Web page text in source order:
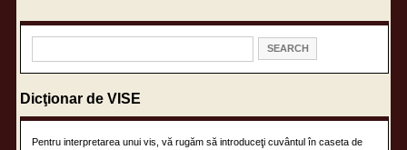
Dicţionar de VISE
Pentru interpretarea unui vis, vă rugăm să introduceţi cuvântul în caseta de